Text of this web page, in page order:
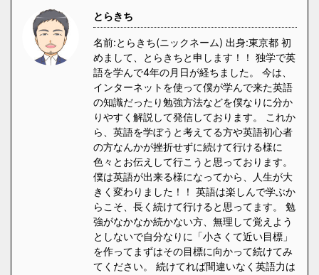
とらきち
名前:とらきち(ニックネーム) 出身:東京都 初
めまして、とらきちと申します！！ 独学で英
語を学んで4年の月日が経ちました。 今は、
インターネットを使って僕が学んで来た英語
の知識だったり勉強方法などを僕なりに分か
りやすく解説して発信しております。 これか
ら、英語を学ぼうと考えてる方や英語初心者
の方なんかが挫折せずに続けて行ける様に
色々とお伝えして行こうと思っております。
僕は英語が出来る様になってから、人生が大
きく変わりました！！ 英語は楽しんで学ぶか
らこそ、長く続けて行けると思ってます。 勉
強がなかなか続かない方、無理して覚えよう
としないで自分なりに「小さくて近い目標」
を作ってまずはその目標に向かって続けてみ
てください。 続けてれば間違いなく英語力は